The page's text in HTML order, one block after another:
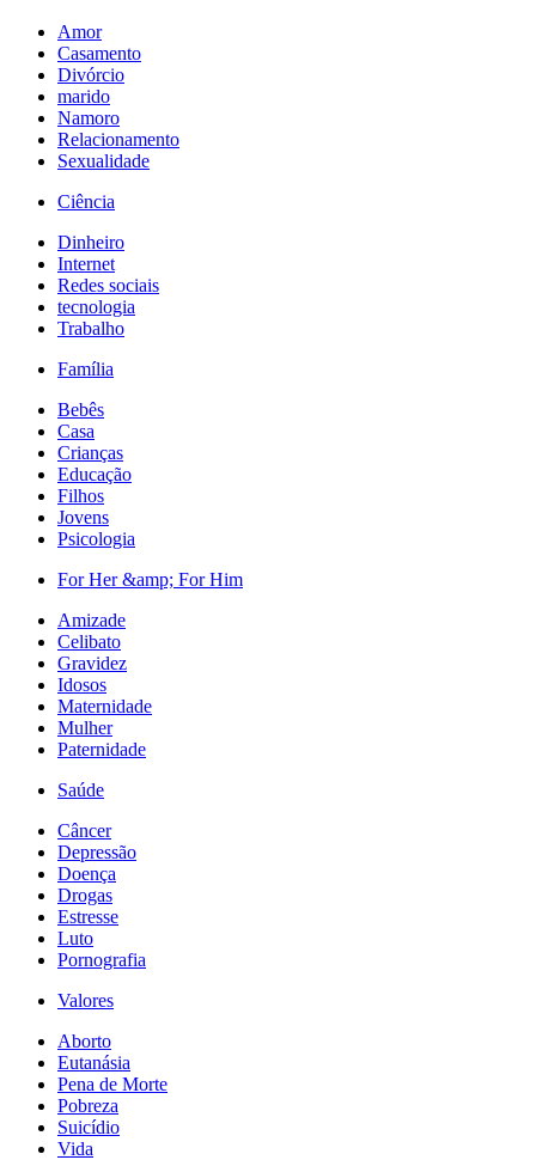
Amor
Casamento
Divórcio
marido
Namoro
Relacionamento
Sexualidade
Ciência
Dinheiro
Internet
Redes sociais
tecnologia
Trabalho
Família
Bebês
Casa
Crianças
Educação
Filhos
Jovens
Psicologia
For Her &amp; For Him
Amizade
Celibato
Gravidez
Idosos
Maternidade
Mulher
Paternidade
Saúde
Câncer
Depressão
Doença
Drogas
Estresse
Luto
Pornografia
Valores
Aborto
Eutanásia
Pena de Morte
Pobreza
Suicídio
Vida